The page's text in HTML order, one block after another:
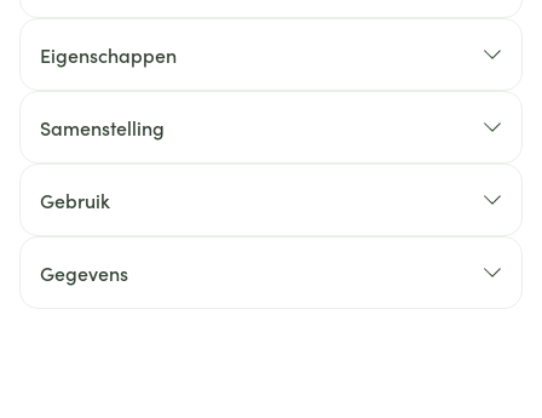
Eigenschappen
Samenstelling
Gebruik
Gegevens